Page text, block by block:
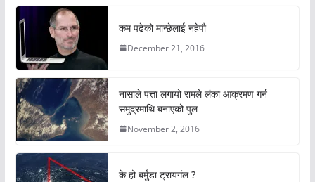
कम पढेको मान्छेलाई नहेपौ
December 21, 2016
नासाले पत्ता लगायो रामले लंका आक्रमण गर्न
समुद्रमाथि बनाएको पुल
November 2, 2016
के हो बर्मुडा ट्रायगंल ?